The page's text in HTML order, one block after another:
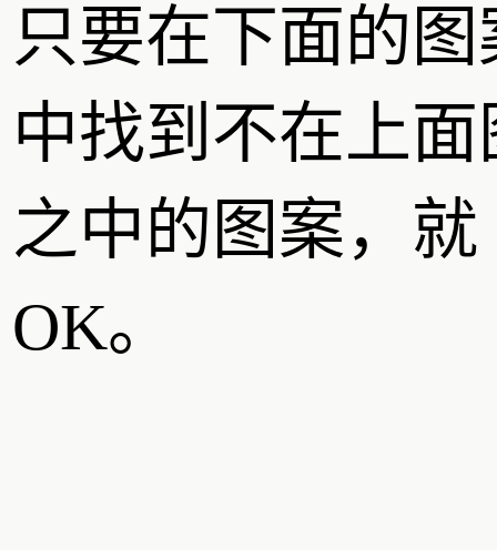
只要在下面的图
中找到不在上面
之中的图案，就
OK。